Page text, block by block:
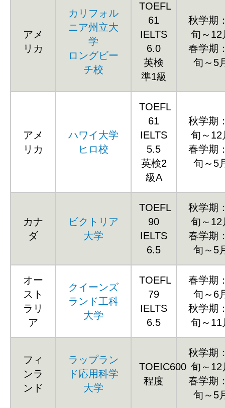
アメ
リカ
カリフォル
ニア州立大
学
ロングビー
チ校
TOEFL
61
IELTS
6.0
英検
準1級
秋学期
旬～12
春学期
旬～5
アメ
リカ
ハワイ大学
ヒロ校
TOEFL
61
IELTS
5.5
英検2
級A
秋学期
旬～12
春学期
旬～5
カナ
ダ
ビクトリア
大学
TOEFL
90
IELTS
6.5
秋学期
旬～12
春学期
旬～5
オー
スト
ラリ
ア
クイーンズ
ランド工科
大学
TOEFL
79
IELTS
6.5
春学期
旬～6
秋学期
旬～11
フィ
ンラ
ンド
ラップラン
ド応用科学
大学
TOEIC600
程度
秋学期
旬～12
春学期
旬～5